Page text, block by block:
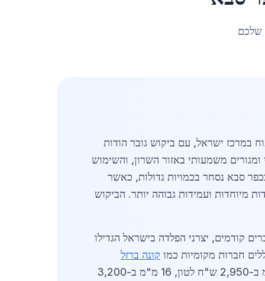
שלכם
במרכז ישראל, עם ביקוש גובר הודות
תושבים, משמשת כמרכז תעשייתי ומגורים משמעותי באזור השרון, והשימוש
סבא נסחר בכמויות גדולות, כאשר
כמו 10-16 מ"מ, ועד 3,500 ש"ח לטון עבור מידות מיוחדות ועמידות גבוהה יותר. הביקוש
כאחד. ב-2026, עם התאוששות מלאה ממשברים קודמים, יצרני הפלדה בישראל הגדילו
חברות מקומיות כמו קונה ברזל
שמציעות אספקה מהירה ומשלוחים לכפר סבא, לצד יבואנים גדולים. המחירים הממוצעים: ברזל מצולע 12 מ"מ ב-2,950 ש"ח לטון, 16 מ"מ ב-3,200